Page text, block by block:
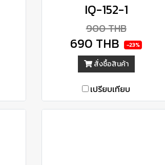
IQ-152-1
900 THB
690 THB -23%
สั่งซื้อสินค้า
เปรียบเทียบ